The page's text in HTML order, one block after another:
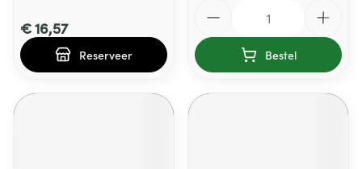
€ 16,57
Reserveer Bestel